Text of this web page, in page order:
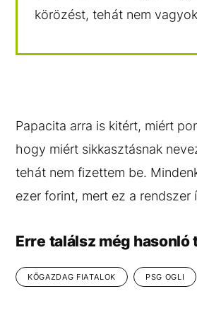
körözést, tehát nem
Papacita arra is kitért, miért
hogy miért sikkasztásnak
tehát nem fizettem be.
ezer forint, mert ez a
Erre találsz még
KŐGAZDAG FIATALOK PSG OGLI